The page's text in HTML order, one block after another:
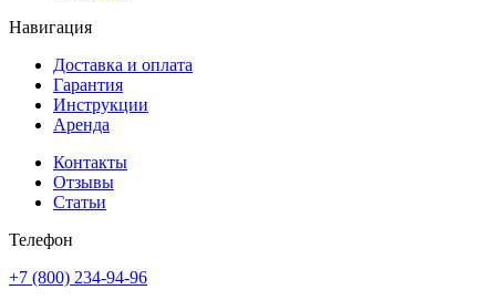
Навигация
Доставка и оплата
Гарантия
Инструкции
Аренда
Контакты
Отзывы
Статьи
Телефон
+7 (800) 234-94-96